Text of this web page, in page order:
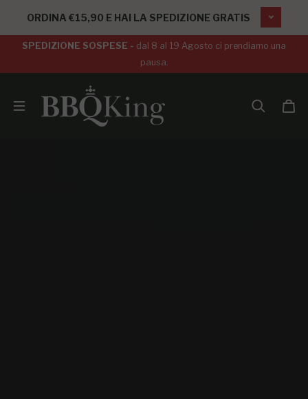
ORDINA €15,90 E HAI LA SPEDIZIONE GRATIS
SPEDIZIONE SOSPESE - dal 8 al 19 Agosto ci prendiamo una
pausa.